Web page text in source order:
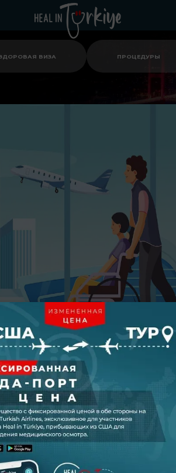
ВИЗА ПРОЦЕДУРЫ
вы можетенажать здесь
следовать стандартным процедурам
виза, вы можете воспользоваться